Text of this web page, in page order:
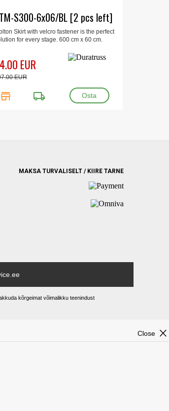
S300-6x06/BL [2 pcs left]
Skirt with velcro fastener is the perfect
for every stage. 600 cm x 60 cm.
EUR
EUR
store local_shipping
MAKSA TURVALISELT / KIIRE TARNE
kõrgeimat võimalikku teenindust
close
Close